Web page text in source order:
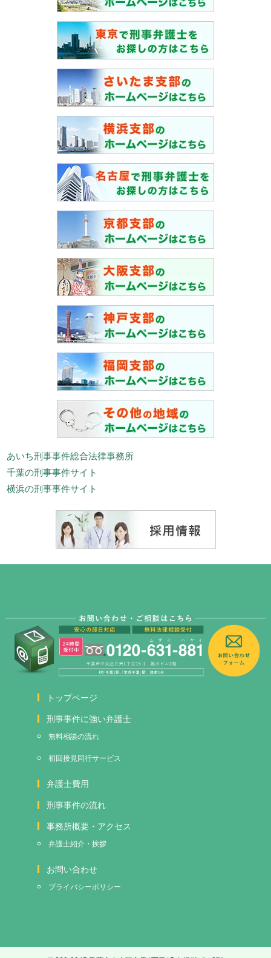
あいち刑事事件総合法律事務所
千葉の刑事事件サイト
横浜の刑事事件サイト
トップページ
刑事事件に強い弁護士
無料相談の流れ
初回接見同行サービス
弁護士費用
刑事事件の流れ
事務所概要・アクセス
弁護士紹介・挨拶
お問い合わせ
プライバシーポリシー